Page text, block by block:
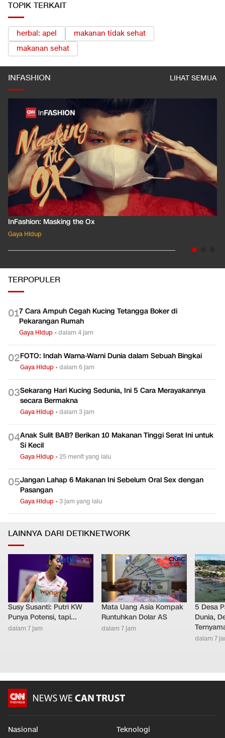
TOPIK TERKAIT
herbal: apel
makanan tidak sehat
makanan sehat
INFASHION LIHAT SEMUA
InFashion: Masking the Ox
Gaya Hidup
TERPOPULER
017 Cara Ampuh Cegah Kucing Tetangga Boker di
Pekarangan Rumah
Gaya Hidup •dalam 4 jam
02FOTO: Indah Warna-Warni Dunia dalam Sebuah Bingkai
Gaya Hidup •dalam 6 jam
03Sekarang Hari Kucing Sedunia, Ini 5 Cara Merayakannya
secara Bermakna
Gaya Hidup •dalam 3 jam
04Anak Sulit BAB? Berikan 10 Makanan Tinggi Serat Ini untuk
Si Kecil
Gaya Hidup •25 menit yang lalu
05Jangan Lahap 6 Makanan Ini Sebelum Oral Sex dengan
Pasangan
Gaya Hidup •3 jam yang lalu
LAINNYA DARI DETIKNETWORK
Susy Susanti: Putri KW
Punya Potensi, tapi...
dalam 7 jam
Mata Uang Asia Kompak
Runtuhkan Dolar AS
dalam 7 jam
5 Desa
Dunia,
dalam 7
Nasional Teknologi